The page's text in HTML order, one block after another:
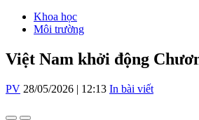
Khoa học
Môi trường
Việt Nam khởi động
PV 28/05/2026 | 12:13 In bài viết